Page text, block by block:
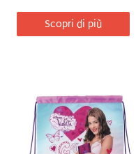
Scopri di più